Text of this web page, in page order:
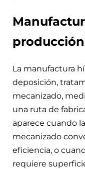
La manufactura
deposición,
mecanizado,
una ruta de
aparece cuando
mecanizado
eficiencia, o
requiere